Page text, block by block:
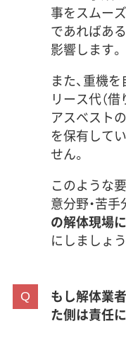
事をスムー
であればあ
影響します。
また、重機
リース代（
アスベスト
を保有して
せん。
このような
意分野・苦
の解体現場
にしましょう
もし解体業
た側は責任